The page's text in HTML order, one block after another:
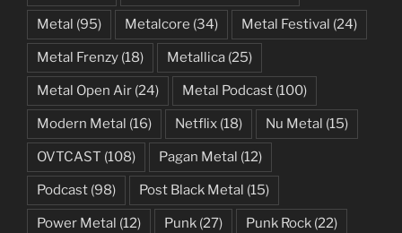
Metal (95) Metalcore (34) Metal Festival (24)
Metal Frenzy (18) Metallica (25)
Metal Open Air (24) Metal Podcast (100)
Modern Metal (16) Netflix (18) Nu Metal (15)
OVTCAST (108) Pagan Metal (12)
Podcast (98) Post Black Metal (15)
Power Metal (12) Punk (27) Punk Rock (22)